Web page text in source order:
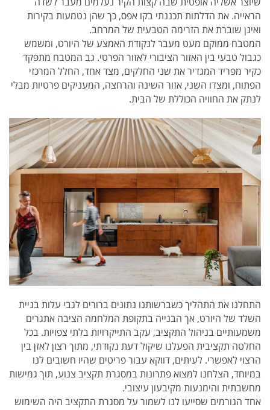
הראייה. את הדלתות תכננתי בקו אפס, כך שהן נטמעות בקירות
ואינן שוברת את הזרימה הטבעית של המרחב.
המטבח ממוקם מעט מעבר לנקודת האמצע של היורט, ומשמש
כגבול טבעי בין האזור הציבורי לאזור הפרטי. גב המטבח מתפקד
כקיר מפריד המגדיר את שני החלקים, מצד אחד, החלל המרכזי
הפתוח, ומצדו השני, אזור השינה והרחצה, המעניקים פרטיות מבלי
לנתק את החוויה הכוללת של הבית.
התחלנו את התהליך כשברשותנו נתונים ברורים לגבי עלות בניית
השלד של היורט, אך הבנייה בתקופת המלחמה הציבה אתגרים
משמעותיים בניהול התקציב, עקב התייקרויות בלתי צפויות. בכל
החלטה תקציבית הפעלנו שיקול דעת נקודתי, מתוך רצון לאזן בין
הרצוי לאפשרי. לעיתים, דווקא עבור פריטים שהיו חשובים לנו
במיוחד, הצלחנו למצוא פתרונות במסגרת תקציב צנוע, תוך גמישות
מחשבתית והימנעות מקיבעון עיצובי.
אחד הגורמים שסייעו לנו לשמור על מסגרת התקציב היה השימוש